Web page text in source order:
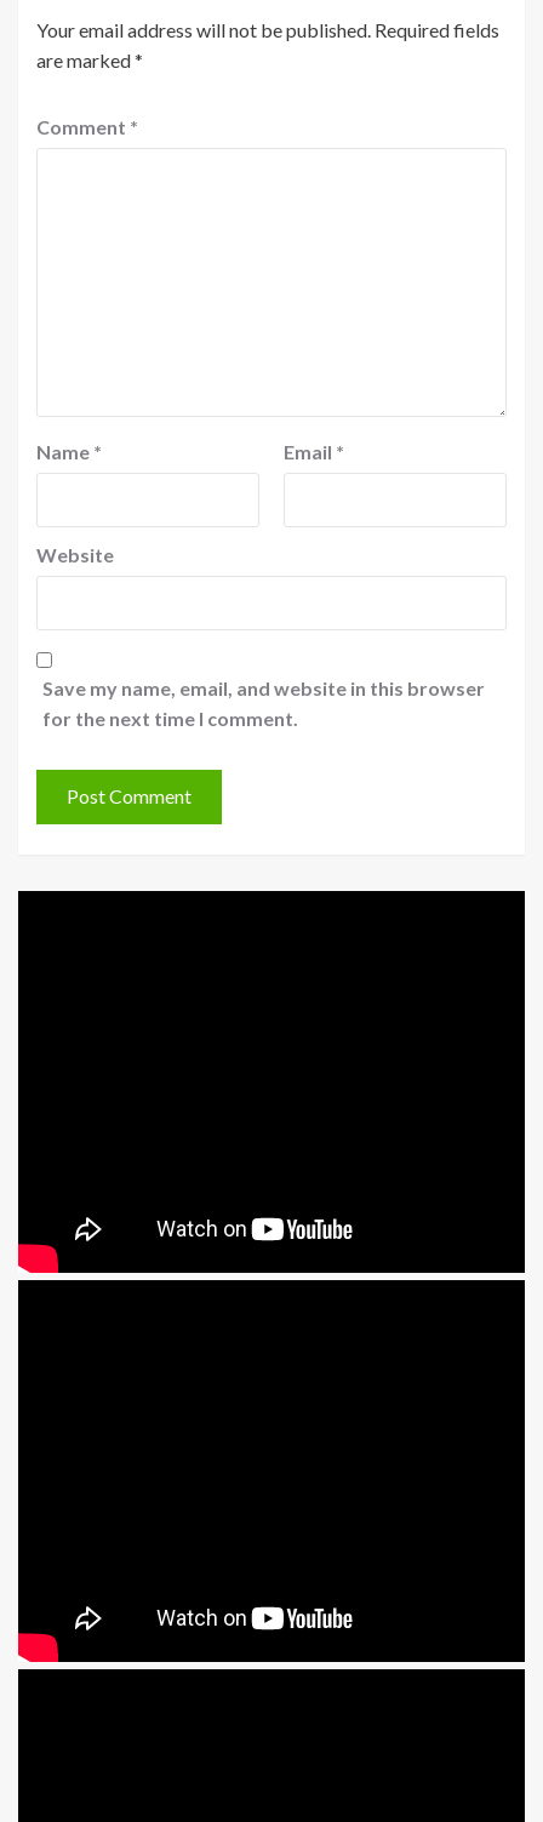
Your email address will not be published. Required fields
are marked*
Comment *
Name * Email *
Website
Save my name, email, and website in this browser
for the next time I comment.